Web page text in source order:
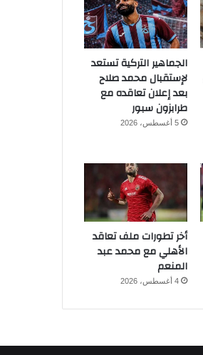
الجماهير التركية تستعد
لإستقبال محمد صلاح
بعد إعلان تعاقده مع
طرابزون سبور
5 أغسطس، 2026
أخر تطورات ملف تعاقد
الأهلي مع محمد عبد
المنعم
4 أغسطس، 2026